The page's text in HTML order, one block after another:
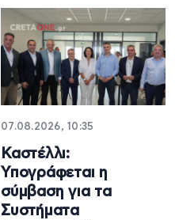
07.08.2026, 10:35
Καστέλλι:
Υπογράφεται η
σύμβαση για τα
Συστήματα